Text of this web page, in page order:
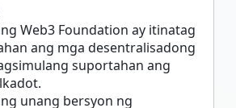
Web3 Foundation ay itinatag
ang mga desentralisadong
suportahan ang
unang bersyon ng